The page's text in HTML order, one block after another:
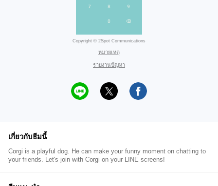
Copyright © 2Spot Communications
หมายเหตุ
รายงานปัญหา
เกี่ยวกับธีมนี้
Corgi is a playful dog. He can make your funny moment on chatting to
your friends. Let's join with Corgi on your LINE screens!